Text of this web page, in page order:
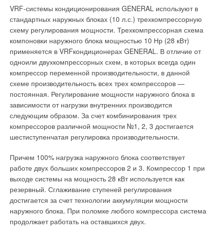
VRF-системы кондиционирования GENERAL используют в
стандартных наружных блоках (10 л.с.) трехкомпрессорную
схему регулирования мощности. Трехкомпрессорная схема
компоновки наружного блока мощностью 10 Нр (28 кВт)
применяется в VRFкондиционерах GENERAL. В отличие от
одноили двухкомпрессорных схем, в которых всегда один
компрессор переменной производительности, в данной
схеме производительность всех трех компрессоров —
постоянная. Регулирование мощности наружного блока в
зависимости от нагрузки внутренних производится
следующим образом. За счет комбинирования трех
компрессоров различной мощности №1, 2, 3 достигается
шестиступенчатая регулировка производительности.
Причем 100% нагрузка наружного блока соответствует
работе двух больших компрессоров 2 и 3. Компрессор 1 при
выходе системы на мощность 28 кВт используется как
резервный. Сглаживание ступеней регулирования
достигается за счет технологии аккумуляции мощности
наружного блока. При поломке любого компрессора система
продолжает работать на оставшихся двух.
в здании поддерживалась комфорт-ная температура (или,
точнее, температура в помещениях должна
соответствовать санитарным нормам);
не переплачивать за излишнюю энергию, т.е. не
потреблять тепловую энергию, когда в этом нет
необходимости, что в Северо-Западном регионе зачастую
происходит, особенно в начале и конце отопительного
сезона, когда температура наружного воздуха еще/уже
относительно высока;
не нарушались параметры договора теплоснабжения и,
соответственно, не было необходимости платить штрафы
ТСО за нарушение режимов теплопотребления; o не
возникало аварийных ситуаций, приводящих к
размораживанию системы отопления.
Требования ТСО.Основное требование ТСО,
предъявляемое к потребителю тепловой энергии,
заключается в выполнении условий договора на
теплоснабжение, который обычно содержит максимальную
величину расхода тепловой энергии потребителем,
максимальную величину массового расхода теплоносителя
на нужды отопления и ГВС, требование соблюдения